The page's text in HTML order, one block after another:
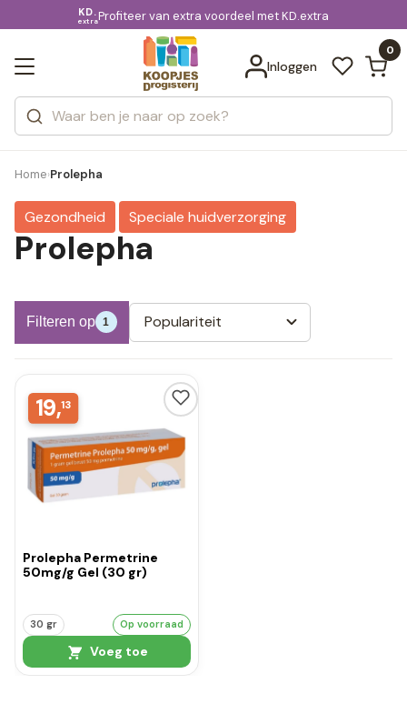
voor 20:00 uur besteld
Gratis bezorging
KD.
extraProfiteer van extra voordeel met KD.extra
Inloggen
0
Zoeken
Categorieën
Merken
Bekijk alle resultaten
Home›Prolepha
Gezondheid Speciale huidverzorging
Prolepha
Filteren op 1 Populariteit
19,13
Prolepha Permetrine
50mg/g Gel (30 gr)
30 gr Op voorraad
Voeg toe